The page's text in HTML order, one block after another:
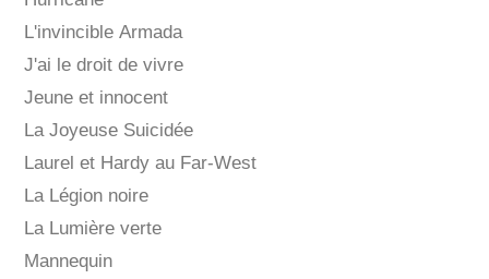
L'invincible Armada
J'ai le droit de vivre
Jeune et innocent
La Joyeuse Suicidée
Laurel et Hardy au Far-West
La Légion noire
La Lumière verte
Mannequin